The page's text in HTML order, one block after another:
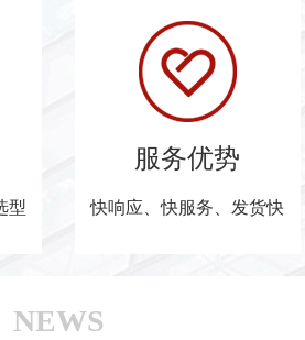
型
服务优势
快响应、快服务、发货快
NEWS